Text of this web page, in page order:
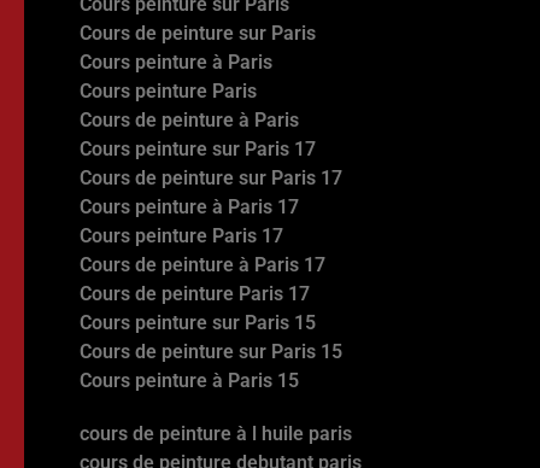
Cours de peinture sur Paris
Cours peinture à Paris
Cours peinture Paris
Cours de peinture à Paris
Cours peinture sur Paris 17
Cours de peinture sur Paris 17
Cours peinture à Paris 17
Cours peinture Paris 17
Cours de peinture à Paris 17
Cours de peinture Paris 17
Cours peinture sur Paris 15
Cours de peinture sur Paris 15
Cours peinture à Paris 15
cours de peinture à l huile paris
cours de peinture debutant paris